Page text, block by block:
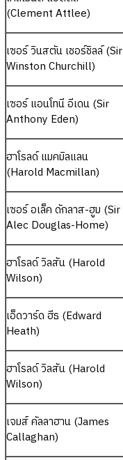
(Clement Attlee)
เซอร์ วินสตัน เชอร์ชิลล์ (Sir
Winston Churchill)
เซอร์ แอนโทนี อีเดน (Sir
Anthony Eden)
ฮาโรลด์ แมคมิลแลน
(Harold Macmillan)
เซอร์ อเล็ค ดักลาส-ฮูม (Sir
Alec Douglas-Home)
ฮาโรลด์ วิลสัน (Harold
Wilson)
เอ็ดวาร์ด ฮีธ (Edward
Heath)
ฮาโรลด์ วิลสัน (Harold
Wilson)
เจมส์ คัลลาฮาน (James
Callaghan)